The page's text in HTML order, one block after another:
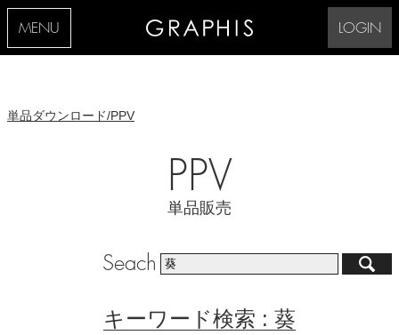
MENU LOGIN
単品ダウンロード/PPV
PPV
単品販売
Seach
キーワード検索 : 葵